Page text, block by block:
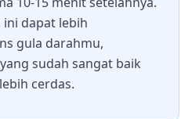
ini dapat lebih
gula darahmu,
sudah sangat baik
cerdas.